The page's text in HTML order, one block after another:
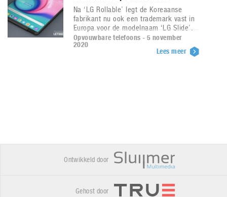
Na ‘LG Rollable’ legt de Koreaanse
fabrikant nu ook een trademark vast in
Europa voor de modelnaam ‘LG Slide’.
Opvouwbare telefoons - 5 november
2020
Lees meer
Ontwikkeld door
Gehost door